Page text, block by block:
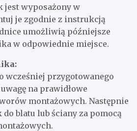
jest wyposażony w
je zgodnie z instrukcją
umożliwią późniejsze
w odpowiednie miejsce.
wcześniej przygotowanego
na prawidłowe
montażowych. Następnie
blatu lub ściany za pomocą